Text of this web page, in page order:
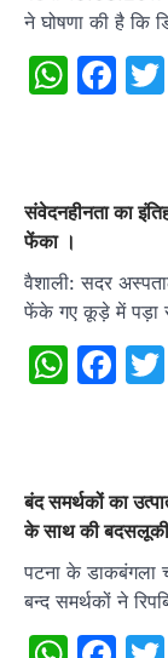
ने घोषणा की है कि
संवेदनहीनता का
फेंका ।
वैशाली: सदर
फेंके गए कूड़े में पड़ा
बंद समर्थकों का
के साथ की बदसलूकी
पटना के डाकबंगला
बन्द समर्थकों ने